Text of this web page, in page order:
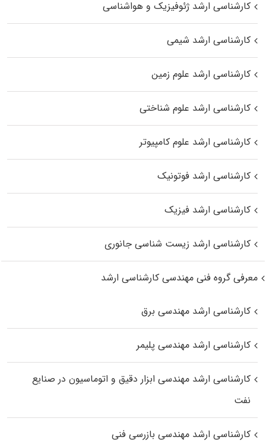
کارشناسی ارشد ژئوفیزیک و هواشناسی
کارشناسی ارشد شیمی
کارشناسی ارشد علوم زمین
کارشناسی ارشد علوم شناختی
کارشناسی ارشد علوم کامپیوتر
کارشناسی ارشد فوتونیک
کارشناسی ارشد فیزیک
کارشناسی ارشد زیست‌ شناسی جانوری
معرفی گروه فنی مهندسی کارشناسی ارشد
کارشناسی ارشد مهندسی برق
کارشناسی ارشد مهندسی پلیمر
کارشناسی ارشد مهندسی ابزار دقیق و اتوماسیون در صنایع
نفت
کارشناسی ارشد مهندسی بازرسی فنی